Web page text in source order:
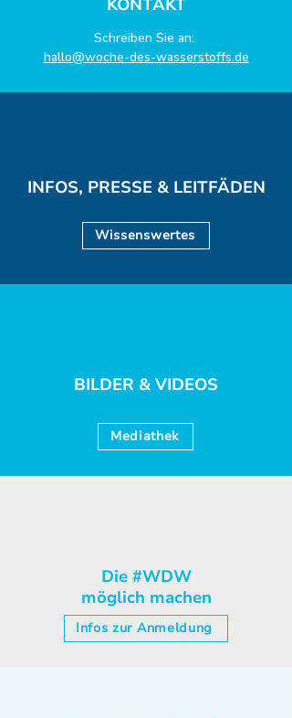
Schreiben Sie an:
hallo@woche-des-wasserstoffs.de
INFOS, PRESSE & LEITFÄDEN
Wissenswertes
BILDER & VIDEOS
Mediathek
Die #WDW
möglich machen
Infos zur Anmeldung